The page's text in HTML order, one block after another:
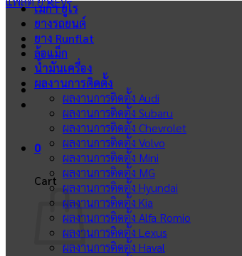
0
Cart
เมก้า ยูโร
ยางรถยนต์
ยาง Runflat
ล้อแม็ก
น้ำมันเครื่อง
ผลงานการติดตั้ง
ผลงานการติดตั้ง Audi
ผลงานการติดตั้ง Subaru
ผลงานการติดตั้ง Chevrolet
ผลงานการติดตั้ง Volvo
ผลงานการติดตั้ง Mini
ผลงานการติดตั้ง MG
ผลงานการติดตั้ง Hyundai
ผลงานการติดตั้ง Kia
ผลงานการติดตั้ง Alfa Romio
ผลงานการติดตั้ง Lexus
ผลงานการติดตั้ง Haval